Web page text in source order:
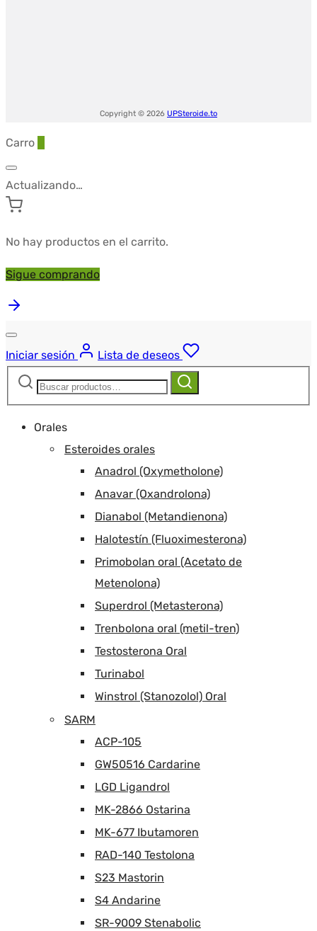
Copyright © 2026 UPSteroide.to
Carro
Actualizando…
No hay productos en el carrito.
Sigue comprando
Iniciar sesión
Lista de deseos
Buscar:
Buscar
Orales
Esteroides orales
Anadrol (Oxymetholone)
Anavar (Oxandrolona)
Dianabol (Metandienona)
Halotestín (Fluoximesterona)
Primobolan oral (Acetato de
Metenolona)
Superdrol (Metasterona)
Trenbolona oral (metil-tren)
Testosterona Oral
Turinabol
Winstrol (Stanozolol) Oral
SARM
ACP-105
GW50516 Cardarine
LGD Ligandrol
MK-2866 Ostarina
MK-677 Ibutamoren
RAD-140 Testolona
S23 Mastorin
S4 Andarine
SR-9009 Stenabolic